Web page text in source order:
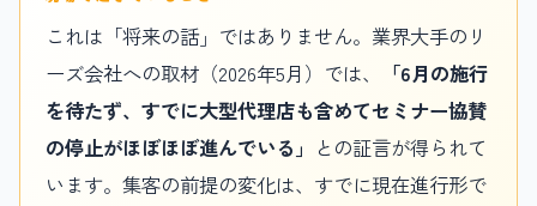
これは「将来の話」ではありません。業界大手のリ
ーズ会社への取材（2026年5月）では、
「6月の施行
を待たず、すでに大型代理店も含めてセミナー協賛
の停止がほぼほぼ進んでいる」 との証言が得られて
います。集客の前提の変化は、すでに現在進行形で